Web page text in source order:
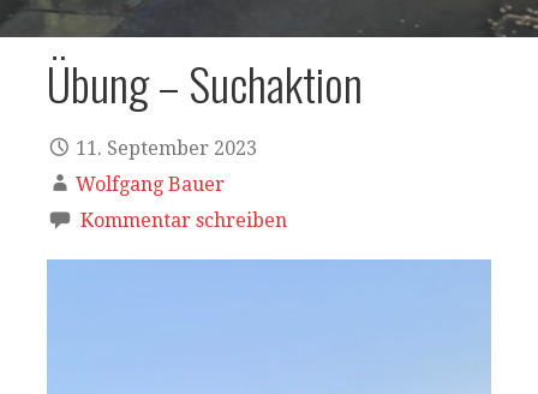
Übung – Suchaktion
11. September 2023
Wolfgang Bauer
Kommentar schreiben